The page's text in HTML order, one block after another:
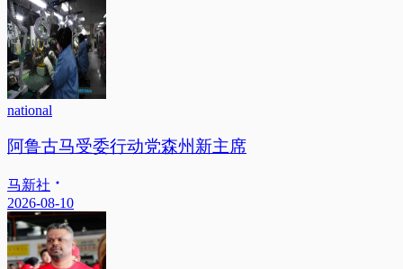
national
阿鲁古马受委行动党森州新主席
马新社
2026-08-10